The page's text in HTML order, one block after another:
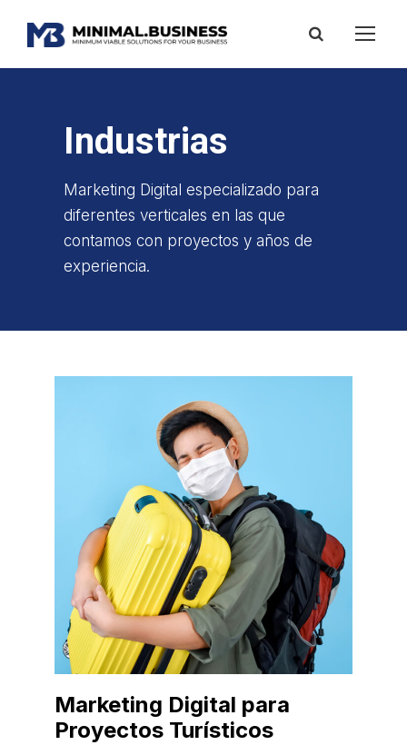
Industrias
Marketing Digital especializado para
diferentes verticales en las que
contamos con proyectos y años de
experiencia.
Marketing Digital para
Proyectos Turísticos